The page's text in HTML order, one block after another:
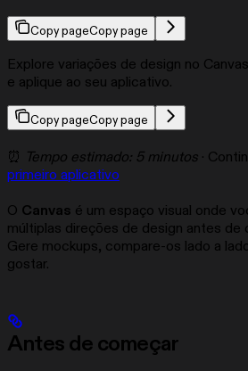
Copy pageCopy page
Explore variações de design no
e aplique ao seu aplicativo.
Copy pageCopy page
⏰ Tempo estimado: 5 minutos ·
primeiro aplicativo
O Canvas é um espaço visual onde
múltiplas direções de design antes de
Gere mockups, compare-os lado a
gostar.
Antes de começar